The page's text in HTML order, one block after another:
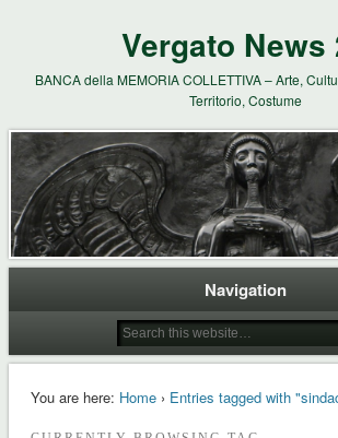
Vergato News
BANCA della MEMORIA COLLETTIVA – Arte,
Territorio, Costume
Navigation
You are here: Home› Entries tagged with